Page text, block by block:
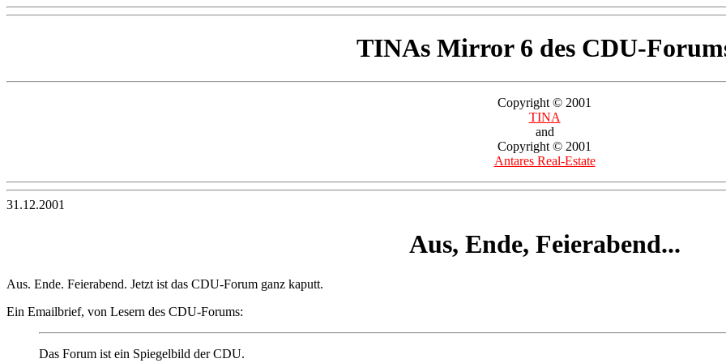
TINAs Mirror 6 des CDU-
Copyright © 2001
TINA
and
Copyright © 2001
Antares Real-Estate
31.12.2001
Aus, Ende, Feierabend...
Aus. Ende. Feierabend. Jetzt ist das CDU-Forum ganz kaputt.
Ein Emailbrief, von Lesern des CDU-Forums:
Das Forum ist ein Spiegelbild der CDU.